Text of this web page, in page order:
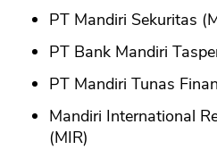
PT Mandiri Sekuritas
PT Bank Mandiri
PT Mandiri Tunas
Mandiri International
(MIR)